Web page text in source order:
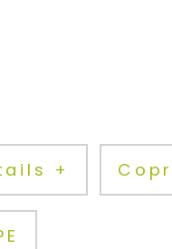
+